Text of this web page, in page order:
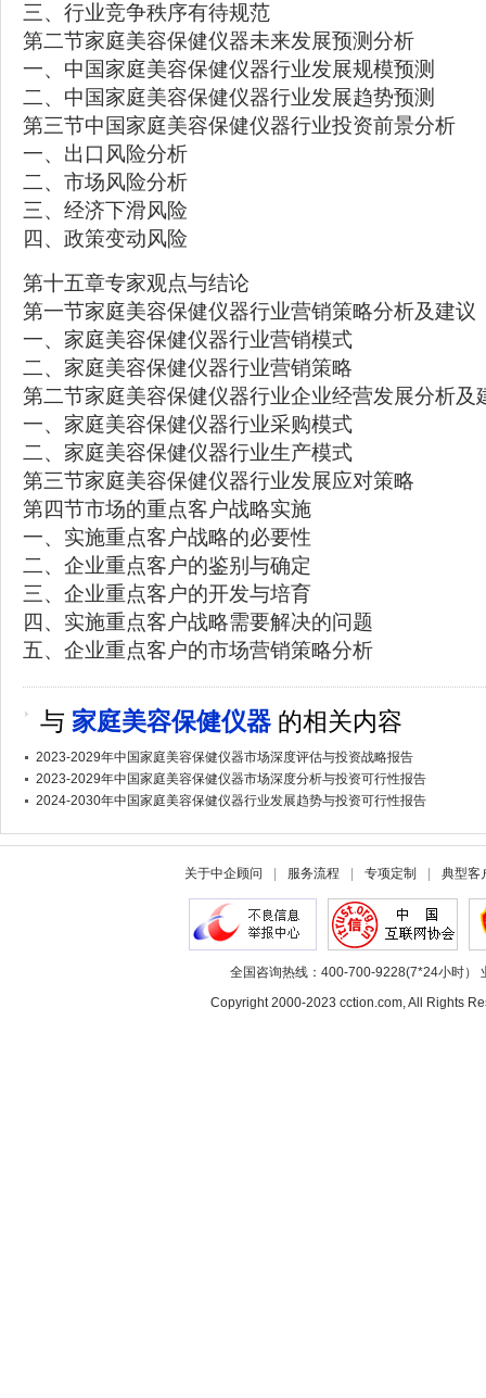
三、行业竞争秩序有待规范
第二节家庭美容保健仪器未来发展预测分析
一、中国家庭美容保健仪器行业发展规模预测
二、中国家庭美容保健仪器行业发展趋势预测
第三节中国家庭美容保健仪器行业投资前景分析
一、出口风险分析
二、市场风险分析
三、经济下滑风险
四、政策变动风险
第十五章专家观点与结论
第一节家庭美容保健仪器行业营销策略分析及建议
一、家庭美容保健仪器行业营销模式
二、家庭美容保健仪器行业营销策略
第二节家庭美容保健仪器行业企业经营发展分析及
一、家庭美容保健仪器行业采购模式
二、家庭美容保健仪器行业生产模式
第三节家庭美容保健仪器行业发展应对策略
第四节市场的重点客户战略实施
一、实施重点客户战略的必要性
二、企业重点客户的鉴别与确定
三、企业重点客户的开发与培育
四、实施重点客户战略需要解决的问题
五、企业重点客户的市场营销策略分析
与 家庭美容保健仪器 的相关内容
2023-2029年中国家庭美容保健仪器市场深度评估与投资战略报告
2023-2029年中国家庭美容保健仪器市场深度分析与投资可行性报告
2024-2030年中国家庭美容保健仪器行业发展趋势与投资可行性报告
关于中企顾问 服务流程 专项定制 典型客
全国咨询热线：400-700-9228(7*24小时）
Copyright 2000-2023 cction.com, All Rights